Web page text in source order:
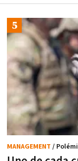
MANAGEMENT /